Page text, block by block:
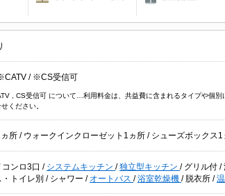
/ ※CS受信可
, CS受信可 について…利用料金は、共益費に含まれるタイプや個
ください。
所 / ウォークインクローゼット1ヵ所 / シューズボックス1
コンロ3口 / システムキッチン /独立型キッチン / グリル付 /
・トイレ別 / シャワー / オートバス /浴室乾燥機 / 脱衣所 /